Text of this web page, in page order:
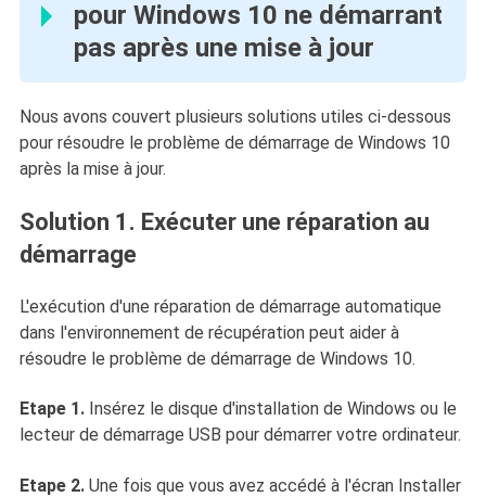
pour Windows 10 ne démarrant
pas après une mise à jour
Nous avons couvert plusieurs solutions utiles ci-dessous
pour résoudre le problème de démarrage de Windows 10
après la mise à jour.
Solution 1. Exécuter une réparation au
démarrage
L'exécution d'une réparation de démarrage automatique
dans l'environnement de récupération peut aider à
résoudre le problème de démarrage de Windows 10.
Etape 1. Insérez le disque d'installation de Windows ou le
lecteur de démarrage USB pour démarrer votre ordinateur.
Etape 2. Une fois que vous avez accédé à l'écran Installer